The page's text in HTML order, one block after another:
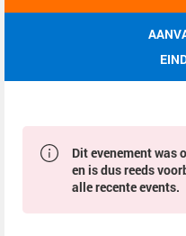
Dit evenement was
en is dus reeds
alle recente events.